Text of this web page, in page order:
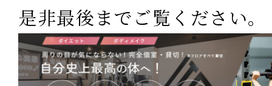
是非最後までご覧ください。